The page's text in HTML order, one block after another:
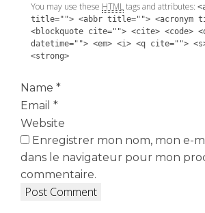
You may use these HTMLtags and attributes:
title=""> <abbr title=""> <acronym
<blockquote cite=""> <cite> <code>
datetime=""> <em> <i> <q cite="">
<strong>
Name *
Email *
Website
Enregistrer mon nom, mon e-
dans le navigateur pour mon
commentaire.